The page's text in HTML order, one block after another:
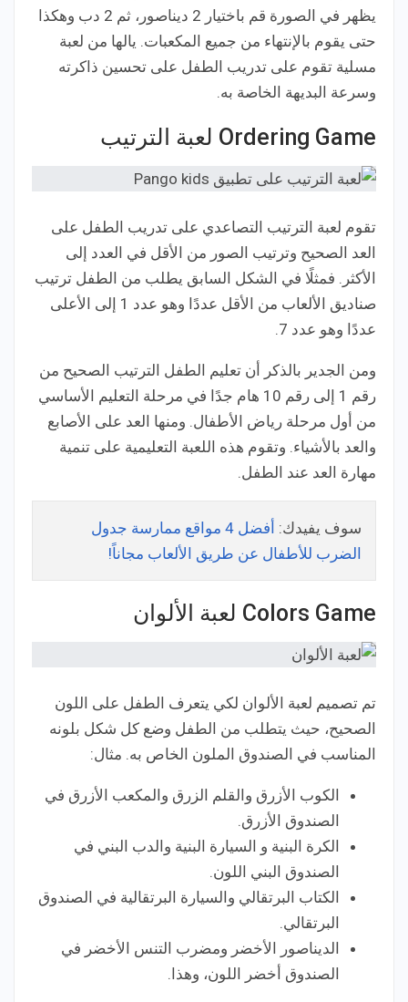
يظهر في الصورة قم باختيار 2 ديناصور، ثم 2 دب وهكذا
حتى يقوم بالإنتهاء من جميع المكعبات. يالها من لعبة
مسلية تقوم على تدريب الطفل على تحسين ذاكرته
وسرعة البديهة الخاصة به.
Ordering Game لعبة الترتيب
تقوم لعبة الترتيب التصاعدي على تدريب الطفل على
العد الصحيح وترتيب الصور من الأقل في العدد إلى
الأكثر. فمثلًا في الشكل السابق يطلب من الطفل ترتيب
صناديق الألعاب من الأقل عددًا وهو عدد 1 إلى الأعلى
عددًا وهو عدد 7.
ومن الجدير بالذكر أن تعليم الطفل الترتيب الصحيح من
رقم 1 إلى رقم 10 هام جدًا في مرحلة التعليم الأساسي
من أول مرحلة رياض الأطفال. ومنها العد على الأصابع
والعد بالأشياء. وتقوم هذه اللعبة التعليمية على تنمية
مهارة العد عند الطفل.
سوف يفيدك:
أفضل 4 مواقع ممارسة جدول
الضرب للأطفال عن طريق الألعاب مجاناً!
Colors Game لعبة الألوان
تم تصميم لعبة الألوان لكي يتعرف الطفل على اللون
الصحيح، حيث يتطلب من الطفل وضع كل شكل بلونه
المناسب في الصندوق الملون الخاص به. مثال:
الكوب الأزرق والقلم الزرق والمكعب الأزرق في
الصندوق الأزرق.
الكرة البنية و السيارة البنية والدب البني في
الصندوق البني اللون.
الكتاب البرتقالي والسيارة البرتقالية في الصندوق
البرتقالي.
الديناصور الأخضر ومضرب التنس الأخضر في
الصندوق أخضر اللون، وهذا.